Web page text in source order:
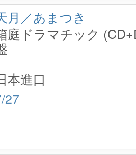
月／あまつき
庭ドラマチック
27
本進口